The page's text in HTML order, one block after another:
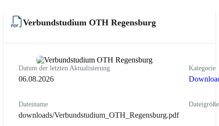
Verbundstudium OTH Regensburg
Datum der letzten Aktualisierung
06.08.2026
Kategorie
Dateiname
downloads/Verbundstudium_OTH_Regensburg.pdf
Dateigröße